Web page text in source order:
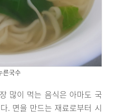
른국수
많이 먹는 음식은 아마도 국
. 면을 만드는 재료로부터 시